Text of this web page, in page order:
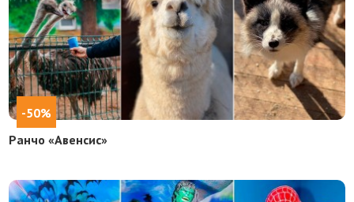
-50%
Ранчо «Авенсис»